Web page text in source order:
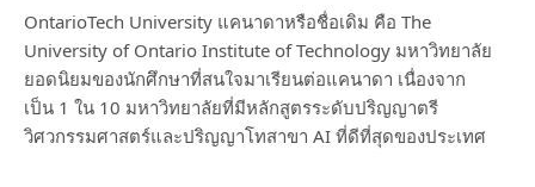
OntarioTech University แคนาดาหรือชื่อเดิม คือ The
University of Ontario Institute of Technology มหาวิทยาลัย
ยอดนิยมของนักศึกษาที่สนใจมาเรียนต่อแคนาดา เนื่องจาก
เป็น 1 ใน 10 มหาวิทยาลัยที่มีหลักสูตรระดับปริญญาตรี
วิศวกรรมศาสตร์และปริญญาโทสาขา AI ที่ดีที่สุดของประเทศ